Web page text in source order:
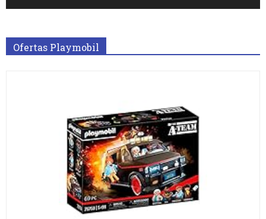
Ofertas Playmobil